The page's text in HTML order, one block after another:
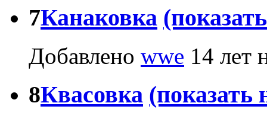
7Канаковка
Добавлено wwe 14 лет
8Квасовка (показать